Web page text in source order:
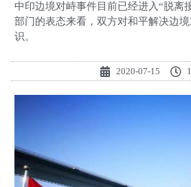
中印边境对峙事件目前已经进入“脱离
部门的表态来看，双方对和平解决边
识。
2020-07-15